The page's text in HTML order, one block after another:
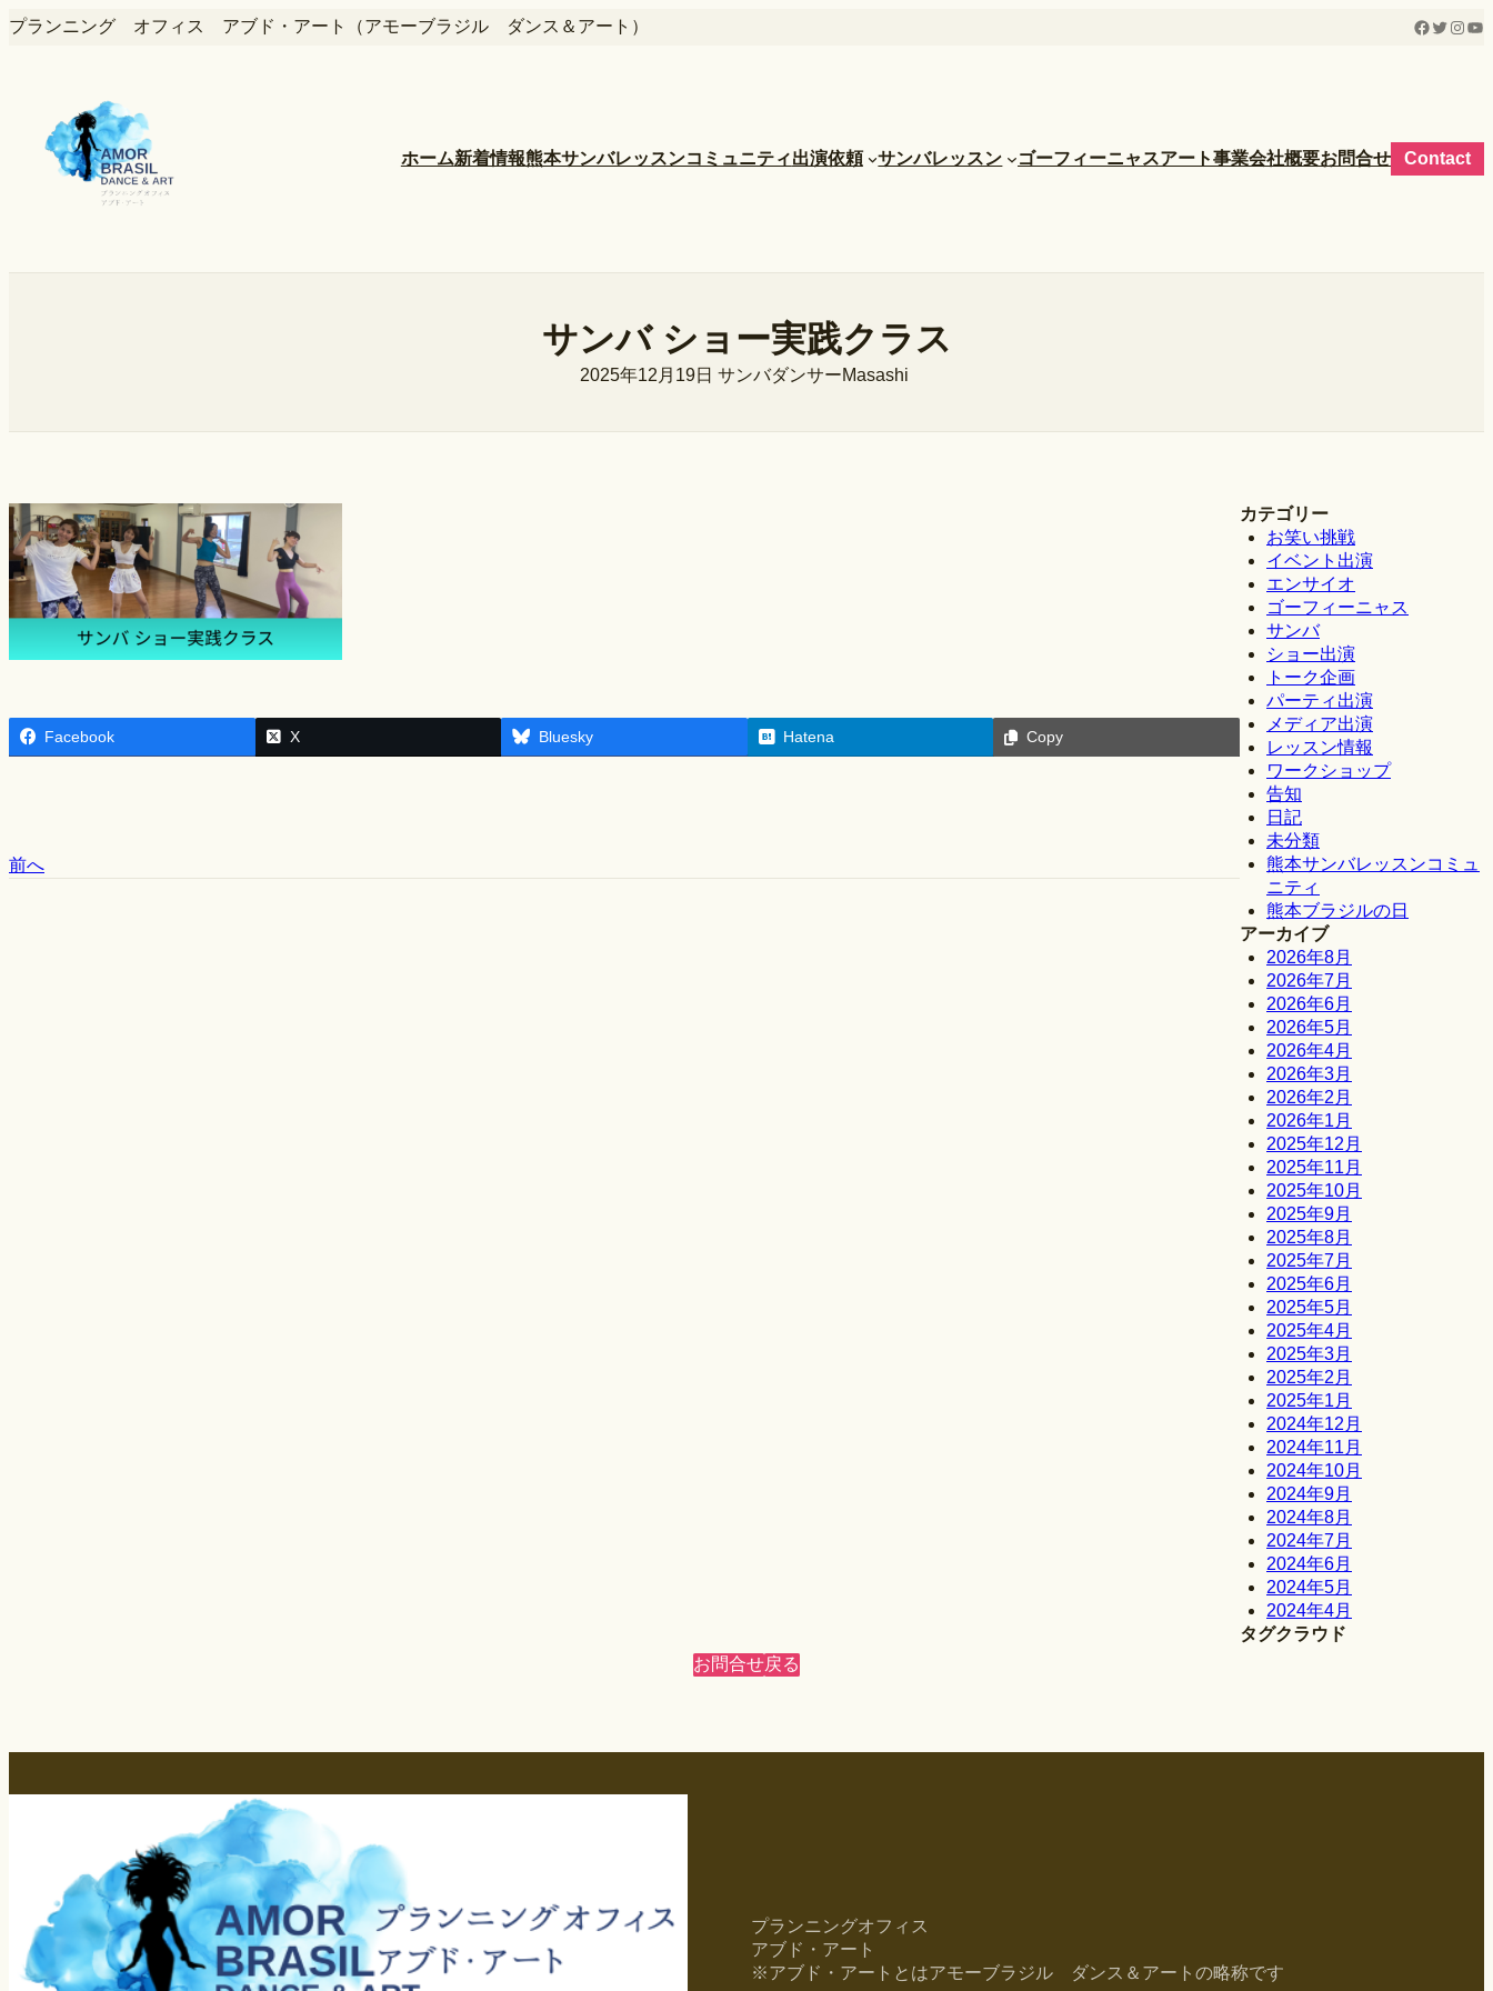
内
プランニング オフィス アブド・アート（アモーブラジル ダンス＆アート） Facebook
Twitter
ホーム新着情報熊本サンバレッスンコミュニティ出演依頼 サンバレッスン ゴーフィーニャスアート事業会社概要お問合せ Contact
サンバ ショー実践クラス
2025年12月19日 サンバダンサーMasashi
Facebook X Bluesky Hatena Copy
前へ
カテゴリー
お笑い挑戦
イベント出演
エンサイオ
ゴーフィーニャス
サンバ
ショー出演
トーク企画
パーティ出演
メディア出演
レッスン情報
ワークショップ
告知
日記
未分類
熊本サンバレッスンコミュ
ニティ
熊本ブラジルの日
アーカイブ
2026年8月
2026年7月
2026年6月
2026年5月
2026年4月
2026年3月
2026年2月
2026年1月
2025年12月
2025年11月
2025年10月
2025年9月
2025年8月
2025年7月
2025年6月
2025年5月
2025年4月
2025年3月
2025年2月
2025年1月
2024年12月
2024年11月
2024年10月
2024年9月
2024年8月
2024年7月
2024年6月
2024年5月
2024年4月
タグクラウド
お問合せ戻る
プランニングオフィス
アブド・アート
※アブド・アートとはアモーブラジル ダンス＆アートの略称です